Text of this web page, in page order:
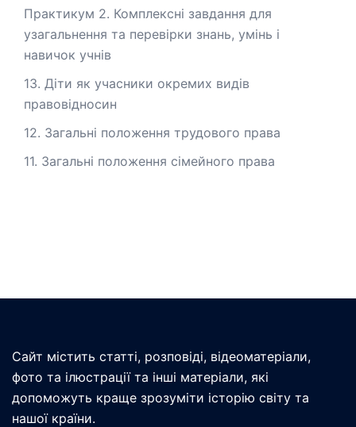
Практикум 2. Комплексні завдання для
узагальнення та перевірки знань, умінь і
навичок учнів
13. Діти як учасники окремих видів
правовідносин
12. Загальні положення трудового права
11. Загальні положення сімейного права
Сайт містить статті, розповіді, відеоматеріали,
фото та ілюстрації та інші матеріали, які
допоможуть краще зрозуміти історію світу та
нашої країни.